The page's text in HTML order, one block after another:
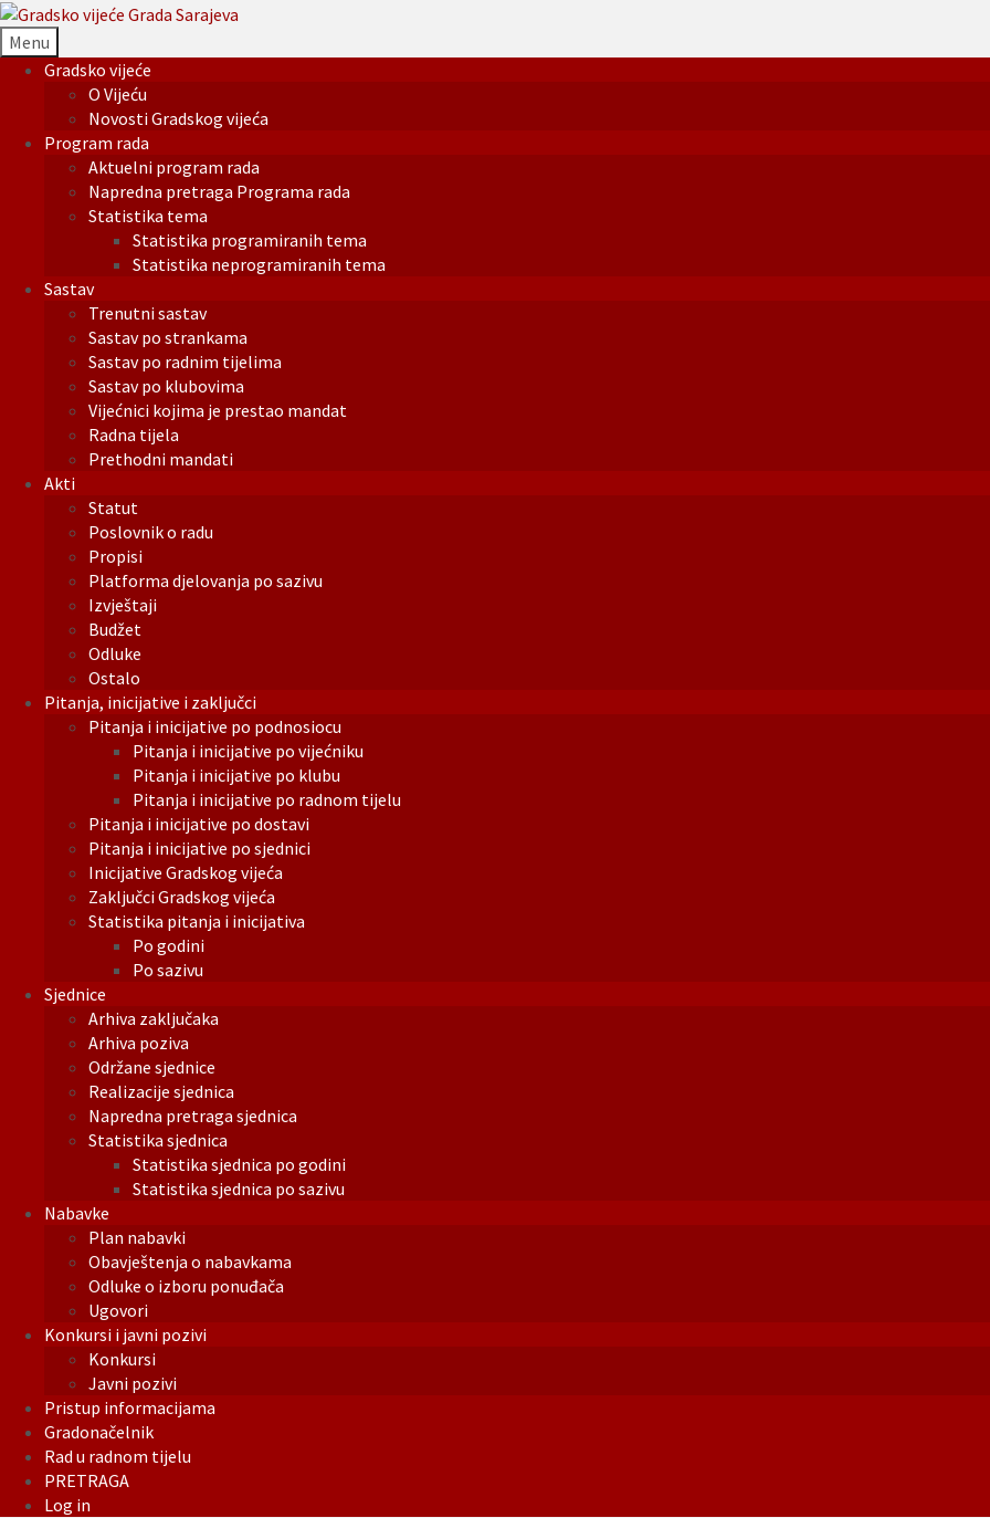
Menu
Gradsko vijeće
O Vijeću
Novosti Gradskog vijeća
Program rada
Aktuelni program rada
Napredna pretraga Programa rada
Statistika tema
Statistika programiranih tema
Statistika neprogramiranih tema
Sastav
Trenutni sastav
Sastav po strankama
Sastav po radnim tijelima
Sastav po klubovima
Vijećnici kojima je prestao mandat
Radna tijela
Prethodni mandati
Akti
Statut
Poslovnik o radu
Propisi
Platforma djelovanja po sazivu
Izvještaji
Budžet
Odluke
Ostalo
Pitanja, inicijative i zaključci
Pitanja i inicijative po podnosiocu
Pitanja i inicijative po vijećniku
Pitanja i inicijative po klubu
Pitanja i inicijative po radnom tijelu
Pitanja i inicijative po dostavi
Pitanja i inicijative po sjednici
Inicijative Gradskog vijeća
Zaključci Gradskog vijeća
Statistika pitanja i inicijativa
Po godini
Po sazivu
Sjednice
Arhiva zaključaka
Arhiva poziva
Održane sjednice
Realizacije sjednica
Napredna pretraga sjednica
Statistika sjednica
Statistika sjednica po godini
Statistika sjednica po sazivu
Nabavke
Plan nabavki
Obavještenja o nabavkama
Odluke o izboru ponuđača
Ugovori
Konkursi i javni pozivi
Konkursi
Javni pozivi
Pristup informacijama
Gradonačelnik
Rad u radnom tijelu
PRETRAGA
Log in